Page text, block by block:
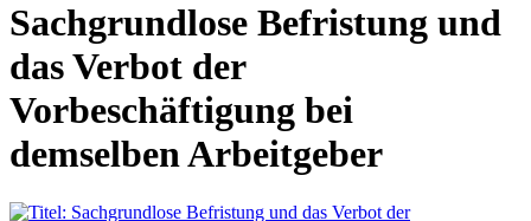
Sachgrundlose Befristung und
das Verbot der
Vorbeschäftigung bei
demselben Arbeitgeber